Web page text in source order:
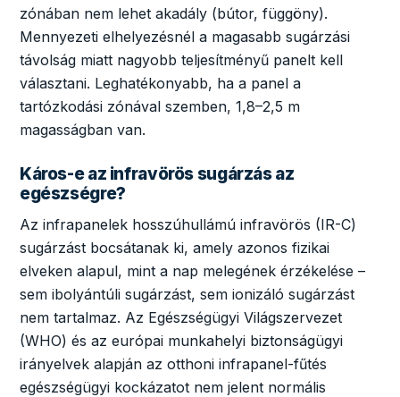
zónában nem lehet akadály (bútor, függöny).
Mennyezeti elhelyezésnél a magasabb sugárzási
távolság miatt nagyobb teljesítményű panelt kell
választani. Leghatékonyabb, ha a panel a
tartózkodási zónával szemben, 1,8–2,5 m
magasságban van.
Káros-e az infravörös sugárzás az
egészségre?
Az infrapanelek hosszúhullámú infravörös (IR-C)
sugárzást bocsátanak ki, amely azonos fizikai
elveken alapul, mint a nap melegének érzékelése –
sem ibolyántúli sugárzást, sem ionizáló sugárzást
nem tartalmaz. Az Egészségügyi Világszervezet
(WHO) és az európai munkahelyi biztonságügyi
irányelvek alapján az otthoni infrapanel-fűtés
egészségügyi kockázatot nem jelent normális